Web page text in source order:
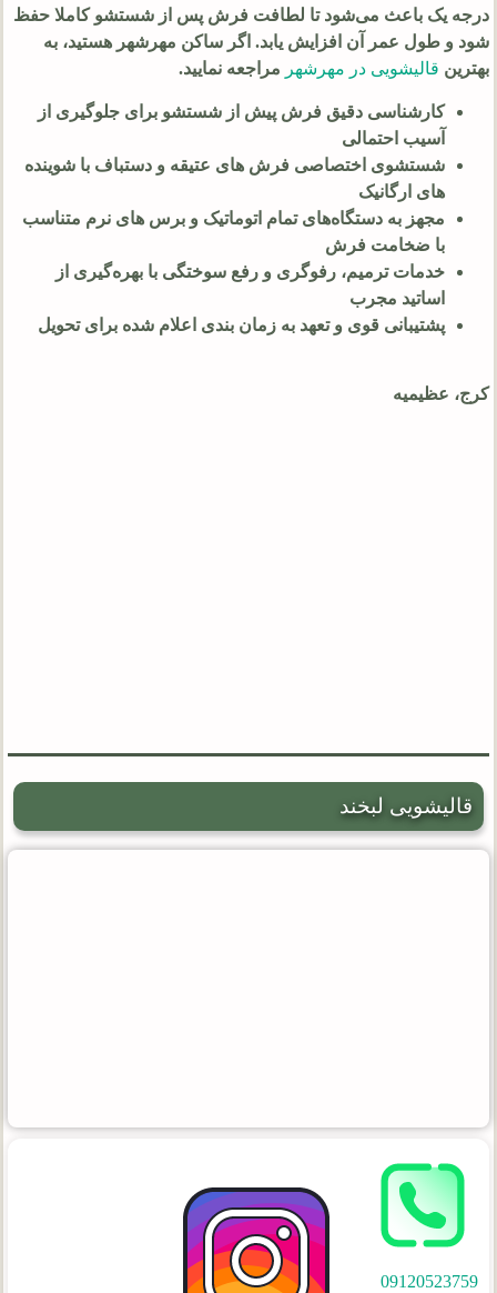
درجه یک باعث می‌شود تا لطافت فرش پس از شستشو کاملا حفظ
شود و طول عمر آن افزایش یابد. اگر ساکن مهرشهر هستید، به
بهترین قالیشویی در مهرشهر مراجعه نمایید.
کارشناسی دقیق فرش پیش از شستشو برای جلوگیری از
آسیب احتمالی
شستشوی اختصاصی فرش‌ های عتیقه و دستباف با شوینده‌
های ارگانیک
مجهز به دستگاه‌های تمام‌ اتوماتیک و برس‌ های نرم متناسب
با ضخامت فرش
خدمات ترمیم، رفوگری و رفع سوختگی با بهره‌گیری از
اساتید مجرب
پشتیبانی قوی و تعهد به زمان‌ بندی اعلام شده برای تحویل
کرج، عظیمیه
قالیشویی لبخند
09120523759